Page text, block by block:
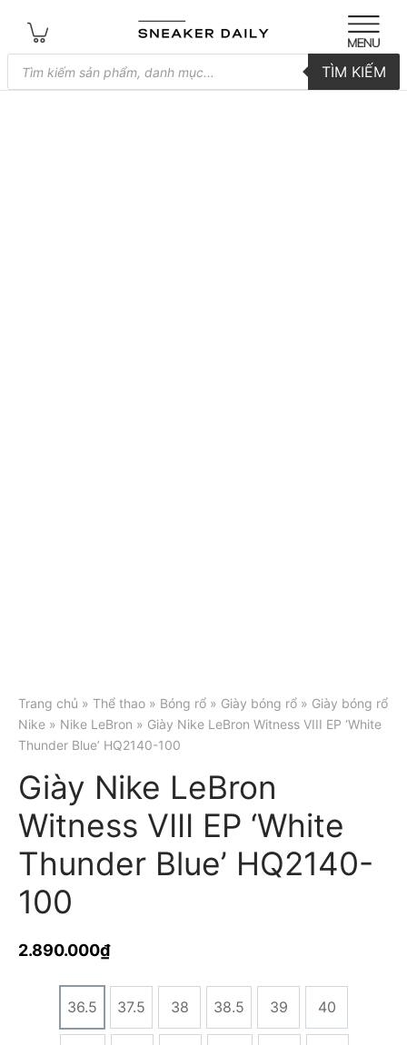
Tìm
kiếm
sản
TÌM KIẾM
Trang chủ » Thể thao » Bóng rổ » Giày bóng rổ » Giày bóng rổ
Nike » Nike LeBron » Giày Nike LeBron Witness VIII EP ‘White
Thunder Blue’ HQ2140-100
Giày Nike LeBron
Witness VIII EP ‘White
Thunder Blue’ HQ2140-
100
2.890.000₫
36.5 37.5 38 38.5 39 40